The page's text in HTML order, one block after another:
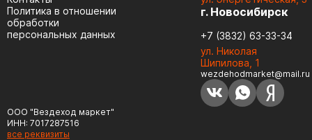
ООО "Вездеход маркет"
ИНН: 7017287516
все реквизиты
Политика в отношении
обработки
персональных данных
г. Новосибирск
+7 (3832) 63-33-34
ул. Николая
Шипилова, 1
wezdehodmarket@mail.ru